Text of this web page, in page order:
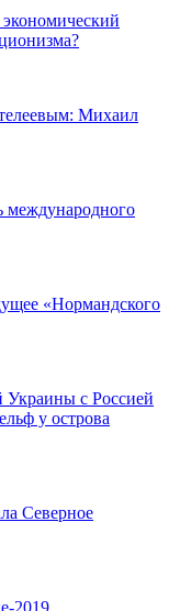
Михаил
международного
«Нормандского
с Россией
у острова
Северное